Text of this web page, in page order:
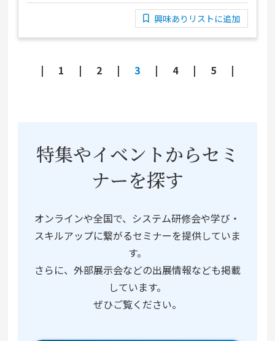
興味ありリストに追加
1 2 3 4 5
特集やイベントからセミ
ナーを探す
オンラインや全国で、システム研修会や学び・
スキルアップに繋がるセミナーを提供していま
す。
さらに、外部展示会などの出展情報なども掲載
しています。
ぜひご覧ください。